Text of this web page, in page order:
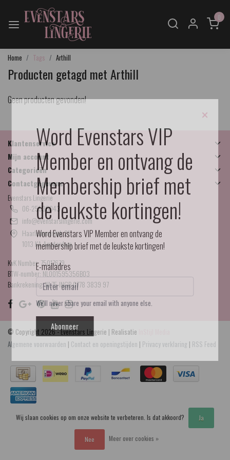
0
Home Tags Arthill
Producten getagd met Arthill
Geen producten gevonden!
Klantenservice
Mijn account
Categorieën
Contactgegevens
Evenstars Lingerie
06-25536043
info@evenstarslingerie.com
Haarlemmerdijk 21
1013 KA Amsterdam
KvK Number: 75017679
BTW-number: NL001595356B03
Bankrekening: NL75 INGB 0778 3839 97
© Copyright 2026 - Evenstars Lingerie | Realisatie
Algemene voorwaarden | Contact en openingstijden | Privacy verklaring | RSS Feed
×
Word Evenstars VIP
Member en ontvang de
Membership brief met
de leukste kortingen!
Word Evenstars VIP Member en ontvang de
membership brief met de leukste kortingen!
E-mailadres
We'll never share your email with anyone else.
Abonneer
Wij slaan cookies op om onze website te verbeteren. Is dat akkoord? Ja
Nee Meer over cookies »